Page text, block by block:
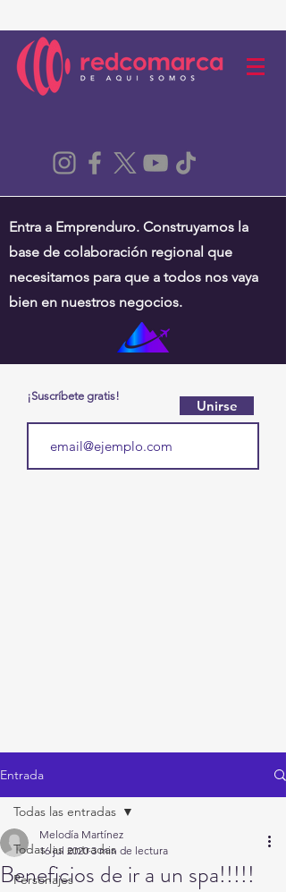
Entra a Emprenduro. Construyamos la
base de colaboración regional que
necesitamos para que a todos nos vaya
bien en nuestros negocios.
¡Suscríbete gratis!
Unirse
Entrada
Todas las entradas
Personajes
Todas las entradas
Beneficios de ir a un spa!!!!!
Melodía Martínez
16 jul 2020 3 min de lectura